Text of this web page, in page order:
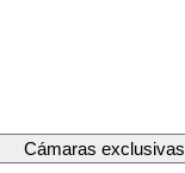
Cámaras exclusivas